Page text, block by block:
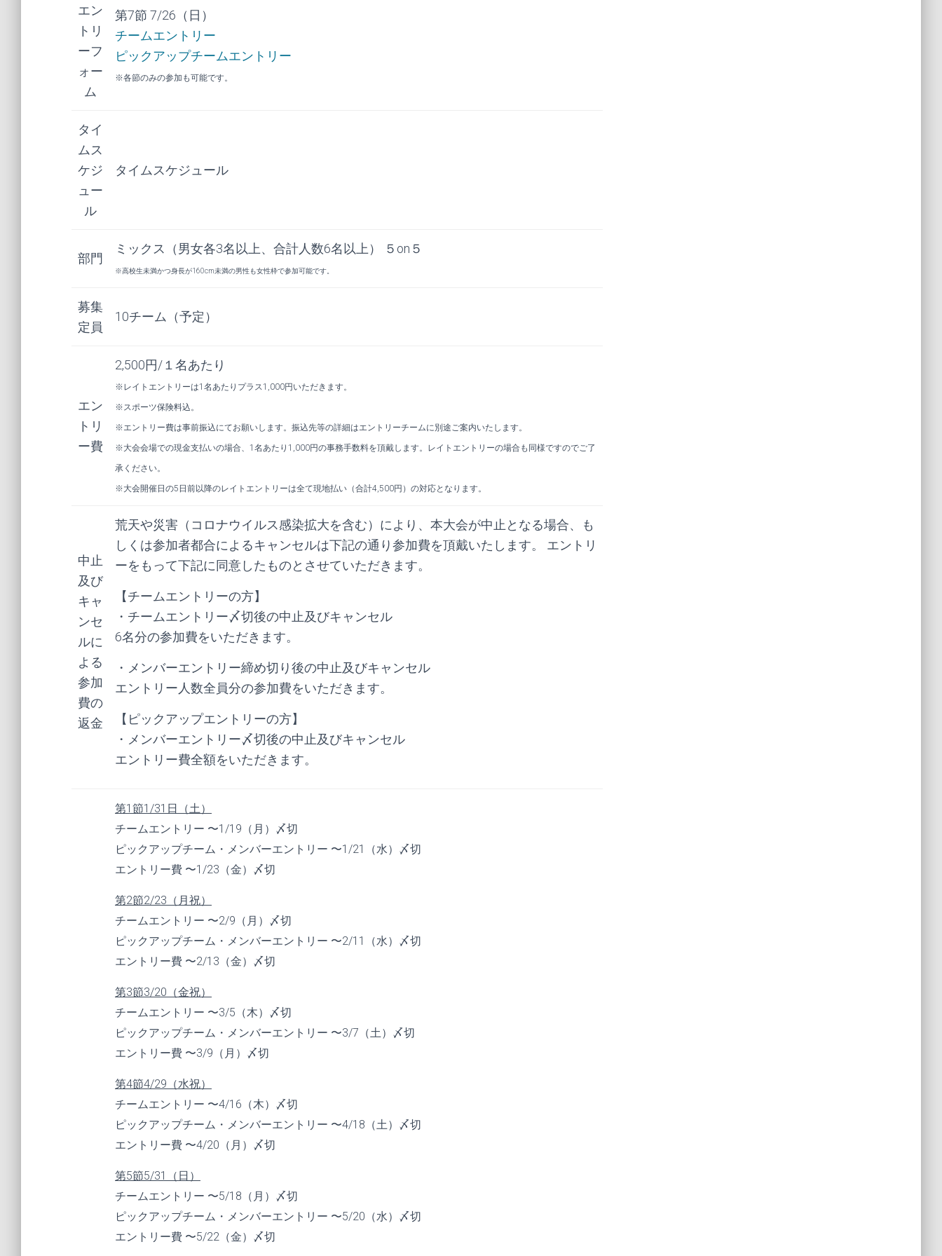
エン
トリ
ーフ
ォー
ム
第7節 7/26（日）
チームエントリー
ピックアップチームエントリー
※各節のみの参加も可能です。
タイ
ムス
ケジ
ュー
ル
タイムスケジュール
部門
ミックス（男女各3名以上、合計人数6名以上） ５on５
※高校生未満かつ身長が160cm未満の男性も女性枠で参加可能です。
募集
定員
10チーム（予定）
エン
トリ
ー費
2,500円/１名あたり
※レイトエントリーは1名あたりプラス1,000円いただきます。
※スポーツ保険料込。
※エントリー費は事前振込にてお願いします。振込先等の詳細はエントリーチームに別途ご案内いたします。
※大会会場での現金支払いの場合、1名あたり1,000円の事務手数料を頂戴します。レイトエントリーの場合も同様ですのでご了
承ください。
※大会開催日の5日前以降のレイトエントリーは全て現地払い（合計4,500円）の対応となります。
中止
及び
キャ
ンセ
ルに
よる
参加
費の
返金
荒天や災害（コロナウイルス感染拡大を含む）により、本大会が中止となる場合、も
しくは参加者都合によるキャンセルは下記の通り参加費を頂戴いたします。 エントリ
ーをもって下記に同意したものとさせていただきます。
【チームエントリーの方】
・チームエントリー〆切後の中止及びキャンセル
6名分の参加費をいただきます。
・メンバーエントリー締め切り後の中止及びキャンセル
エントリー人数全員分の参加費をいただきます。
【ピックアップエントリーの方】
・メンバーエントリー〆切後の中止及びキャンセル
エントリー費全額をいただきます。
第1節1/31日（土）
チームエントリー 〜1/19（月）〆切
ピックアップチーム・メンバーエントリー 〜1/21（水）〆切
エントリー費 〜1/23（金）〆切
第2節2/23（月祝）
チームエントリー 〜2/9（月）〆切
ピックアップチーム・メンバーエントリー 〜2/11（水）〆切
エントリー費 〜2/13（金）〆切
第3節3/20（金祝）
チームエントリー 〜3/5（木）〆切
ピックアップチーム・メンバーエントリー 〜3/7（土）〆切
エントリー費 〜3/9（月）〆切
第4節4/29（水祝）
チームエントリー 〜4/16（木）〆切
ピックアップチーム・メンバーエントリー 〜4/18（土）〆切
エントリー費 〜4/20（月）〆切
第5節5/31（日）
チームエントリー 〜5/18（月）〆切
ピックアップチーム・メンバーエントリー 〜5/20（水）〆切
エントリー費 〜5/22（金）〆切